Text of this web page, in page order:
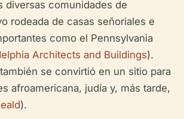
diversas comunidades de
rodeada de casas señoriales e
como el Pennsylvania
Architects and Buildings).
se convirtió en un sitio para
afroamericana, judía y, más tarde,
).